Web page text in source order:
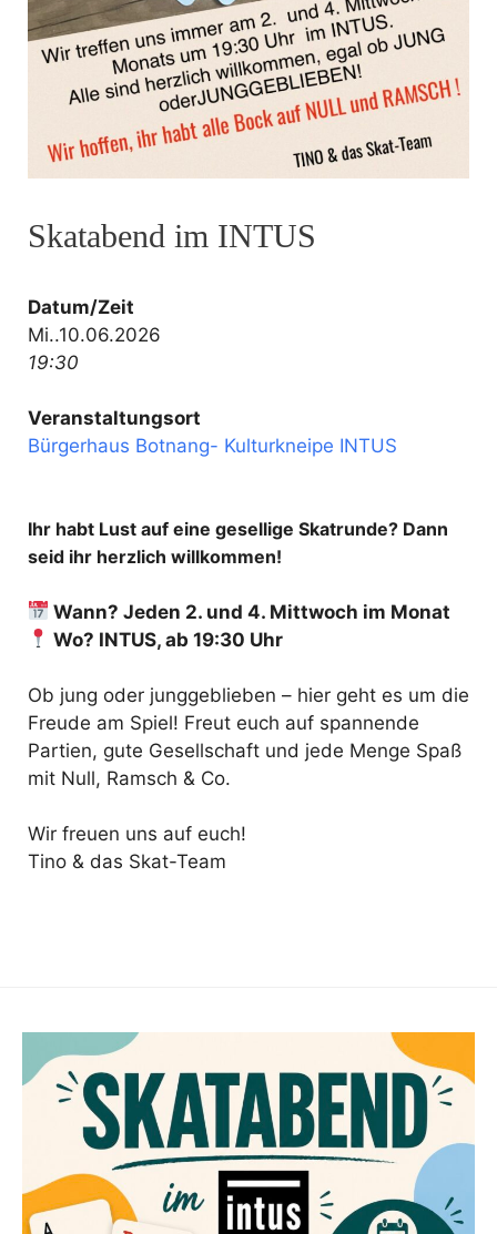
Skatabend im INTUS
Datum/Zeit
Mi..10.06.2026
19:30
Veranstaltungsort
Bürgerhaus Botnang- Kulturkneipe INTUS
Ihr habt Lust auf eine gesellige Skatrunde? Dann
seid ihr herzlich willkommen!
Wann? Jeden 2. und 4. Mittwoch im Monat
Wo? INTUS, ab 19:30 Uhr
Ob jung oder junggeblieben – hier geht es um die
Freude am Spiel! Freut euch auf spannende
Partien, gute Gesellschaft und jede Menge Spaß
mit Null, Ramsch & Co.
Wir freuen uns auf euch!
Tino & das Skat-Team